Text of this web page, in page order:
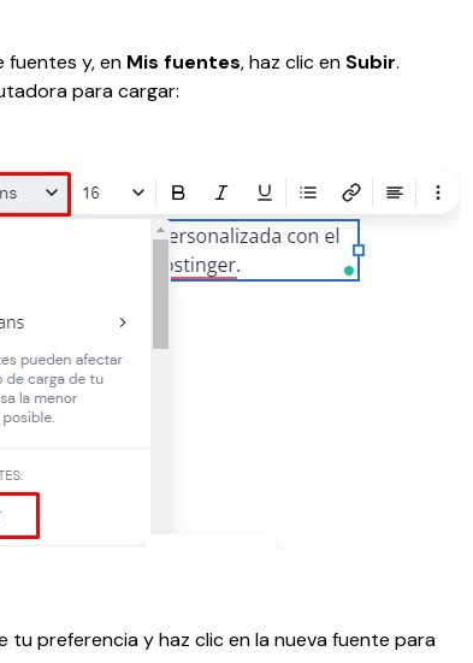
fuentes y, en Mis fuentes, haz clic en Subir.
para cargar:
tu preferencia y haz clic en la nueva fuente para